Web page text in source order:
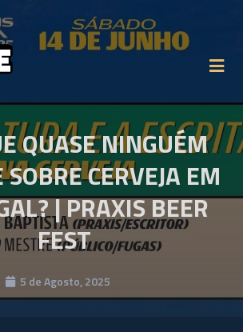
QUASE NINGUÉM
SOBRE CERVEJA EM
| PRAXIS BEER
FEST
5 de Agosto, 2025